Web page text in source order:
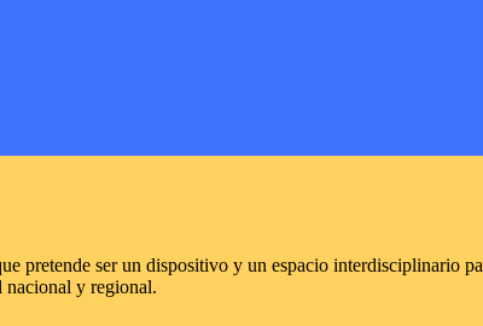
ser un dispositivo y un espacio interdisciplinario
nacional y regional.